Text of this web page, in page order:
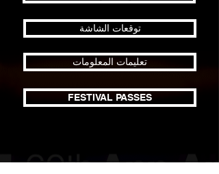
توقعات الشاشة
تعليمات المعلومات
FESTIVAL PASSES